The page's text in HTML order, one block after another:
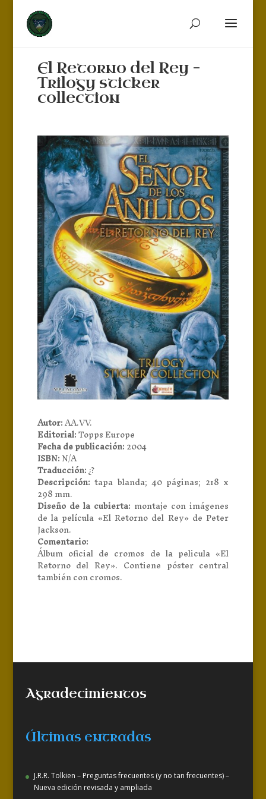
El Retorno del Rey –
Trilogy sticker
collection
Autor:AA.VV.
Editorial:Topps Europe
Fecha de publicación:2004
ISBN:N/A
Traducción:¿?
Descripción: tapa blanda; 40 páginas; 218 x
298 mm.
Diseño de la cubierta: montaje con imágenes
de la película «El Retorno del Rey» de Peter
Jackson.
Comentario:
Álbum oficial de cromos de la pelicula «El
Retorno del Rey». Contiene póster central
también con cromos.
Agradecimientos
Últimas entradas
J.R.R. Tolkien – Preguntas frecuentes (y no tan frecuentes) –
Nueva edición revisada y ampliada